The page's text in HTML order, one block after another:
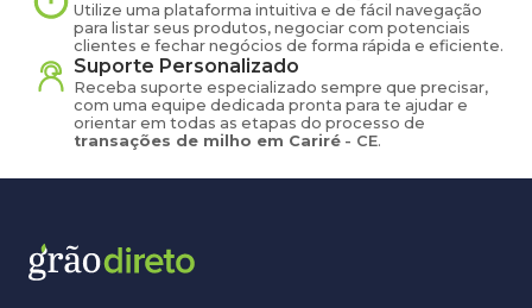
Utilize uma plataforma intuitiva e de fácil navegação
para listar seus produtos, negociar com potenciais
clientes e fechar negócios de forma rápida e eficiente.
Suporte Personalizado
Receba suporte especializado sempre que precisar,
com uma equipe dedicada pronta para te ajudar e
orientar em todas as etapas do processo de
transações de milho em Cariré - CE.